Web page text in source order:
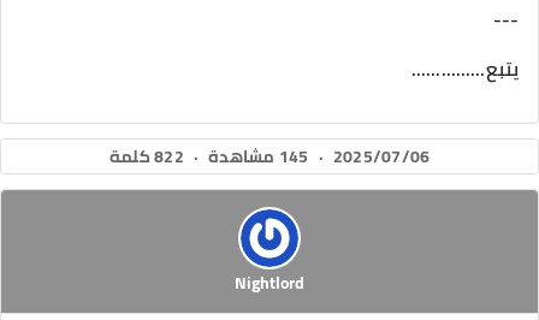
---
يتبع...............
2025/07/06
· 145 مشاهدة · 822 كلمة
Nightlord